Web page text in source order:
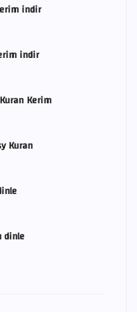
indir
indir
Kerim
Kuran
dinle